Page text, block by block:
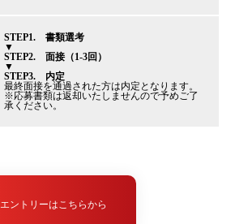
STEP1. 書類選考
▼
STEP2. 面接（1-3回）
▼
STEP3. 内定
最終面接を通過された方は内定となります。
※応募書類は返却いたしませんので予めご了
承ください。
エントリーはこちらから